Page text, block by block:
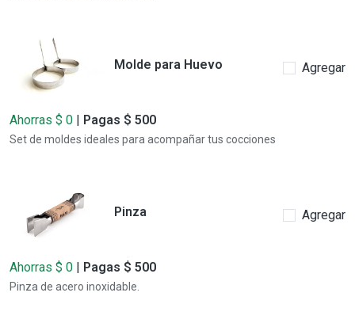
Molde para Huevo Agregar
Ahorras $ 0 | Pagas $ 500
Set de moldes ideales para acompañar tus cocciones
Pinza Agregar
Ahorras $ 0 | Pagas $ 500
Pinza de acero inoxidable.